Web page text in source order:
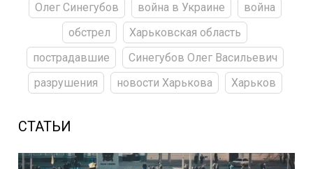
Олег Синегубов война в Украине
война
обстрел
Харьковская область
пострадавшие
Синегубов Олег Васильевич
разрушения
новости Харькова Харьков
СТАТЬИ